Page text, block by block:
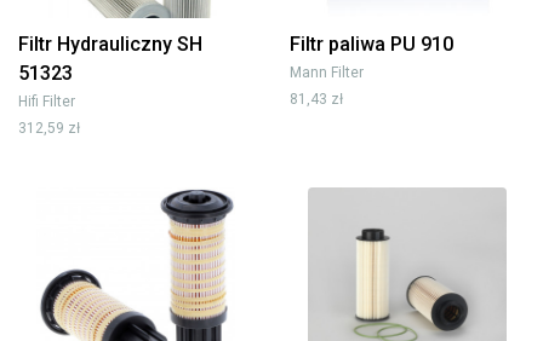
Filtr Hydrauliczny SH
51323
Hifi Filter
312,59 zł
Filtr paliwa PU 910
Mann Filter
81,43 zł